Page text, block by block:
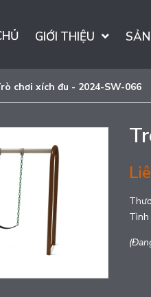
GIỚI THIỆU
chơi xích đu - 2024-SW-066
Tình